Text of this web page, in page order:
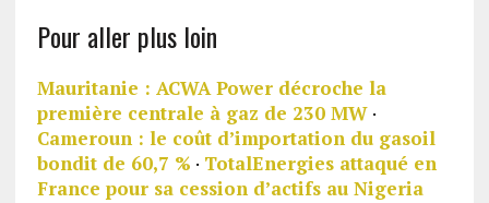
Pour aller plus loin
Mauritanie : ACWA Power décroche la
première centrale à gaz de 230 MW·
Cameroun : le coût d’importation du gasoil
bondit de 60,7 % · TotalEnergies attaqué en
France pour sa cession d’actifs au Nigeria